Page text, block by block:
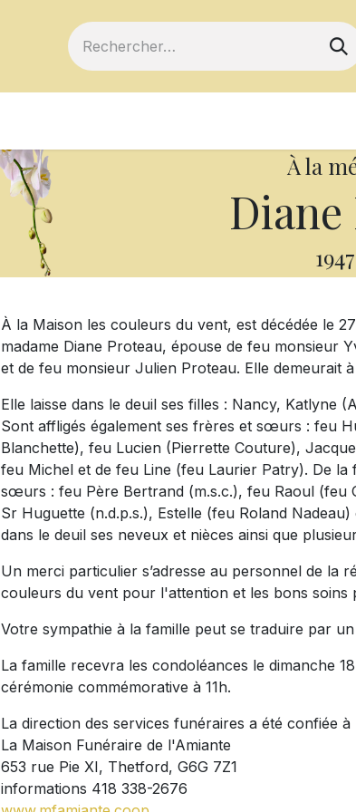
À la
Diane
1947
À la Maison les couleurs du vent, est décédée le
madame Diane Proteau, épouse de feu monsieur
et de feu monsieur Julien Proteau. Elle demeurait
Elle laisse dans le deuil ses filles : Nancy, Katlyne
Sont affligés également ses frères et sœurs : feu
Blanchette), feu Lucien (Pierrette Couture),
feu Michel et de feu Line (feu Laurier Patry). De
sœurs : feu Père Bertrand (m.s.c.), feu Raoul (feu
Sr Huguette (n.d.p.s.), Estelle (feu Roland
dans le deuil ses neveux et nièces ainsi que
Un merci particulier s’adresse au personnel de la
couleurs du vent pour l'attention et les bons soins
Votre sympathie à la famille peut se traduire par
La famille recevra les condoléances le dimanche
cérémonie commémorative à 11h.
La direction des services funéraires a été confiée à
La Maison Funéraire de l'Amiante
653 rue Pie XI, Thetford, G6G 7Z1
informations 418 338-2676